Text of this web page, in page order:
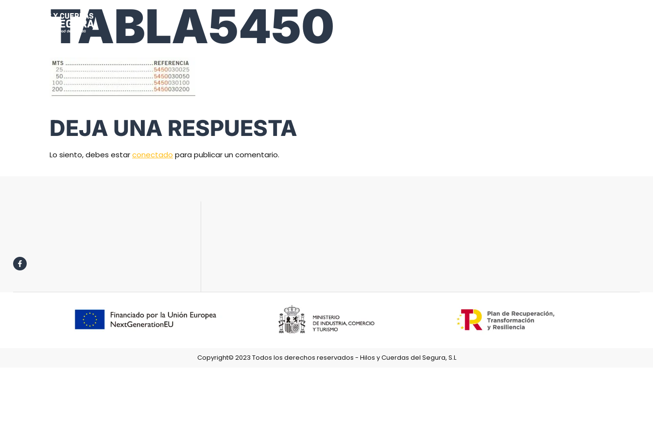
TABLA5450
DEJA UNA RESPUESTA
Lo siento, debes estarconectado para publicar un comentario.
Copyright© 2023 Todos los derechos reservados - Hilos y Cuerdas del Segura, S.L